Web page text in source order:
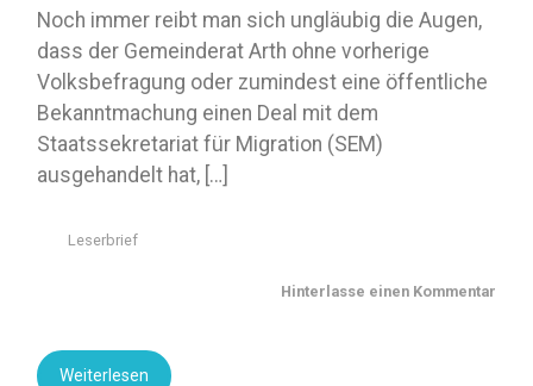
Noch immer reibt man sich ungläubig die Augen,
dass der Gemeinderat Arth ohne vorherige
Volksbefragung oder zumindest eine öffentliche
Bekanntmachung einen Deal mit dem
Staatssekretariat für Migration (SEM)
ausgehandelt hat, […]
Leserbrief
Hinterlasse einen Kommentar
Weiterlesen